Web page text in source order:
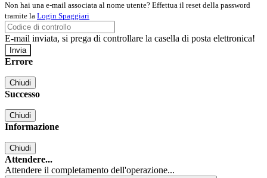
Non hai una e-mail associata al nome utente? Effettua il reset della password
tramite la Login Spaggiari
E-mail inviata, si prega di controllare la casella di posta elettronica!
Errore
Chiudi
Successo
Chiudi
Informazione
Chiudi
Attendere...
Attendere il completamento dell'operazione...